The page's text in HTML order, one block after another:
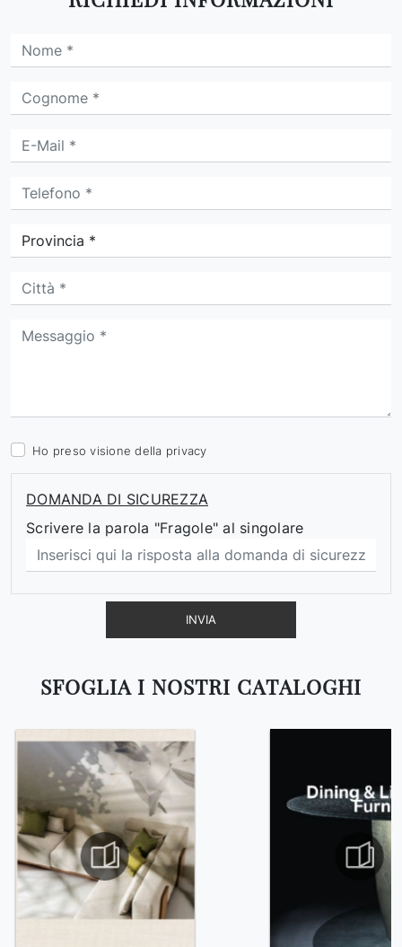
SFOGLIA I NOSTRI CATALOGHI
Ho preso visione della privacy
DOMANDA DI SICUREZZA
Scrivere la parola "Fragole" al singolare
INVIA